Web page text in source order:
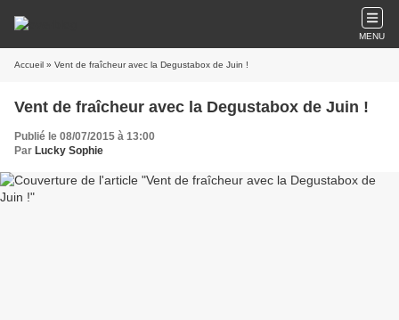
MENU
Accueil » Vent de fraîcheur avec la Degustabox de Juin !
Vent de fraîcheur avec la Degustabox de Juin !
Publié le 08/07/2015 à 13:00
Par Lucky Sophie